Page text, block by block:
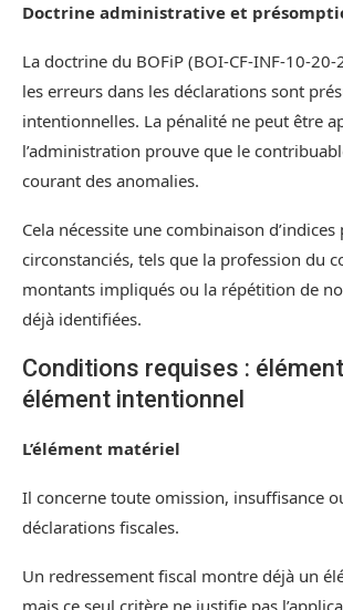
Doctrine administrative et
La doctrine du BOFiP (BOI-CF-INF-10-
les erreurs dans les déclarations sont
intentionnelles. La pénalité ne peut être
l’administration prouve que le
courant des anomalies.
Cela nécessite une combinaison d’indices
circonstanciés, tels que la profession du
montants impliqués ou la répétition de
déjà identifiées.
Conditions requises :
élément intentionnel
L’élément matériel
Il concerne toute omission, insuffisance
déclarations fiscales.
Un redressement fiscal montre déjà un